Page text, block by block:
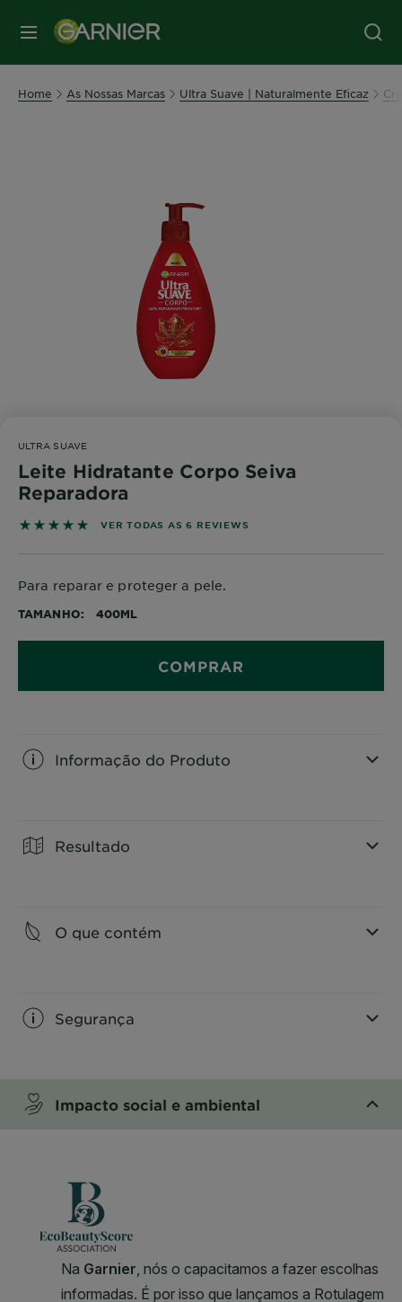
MENU
Home As Nossas Marcas Ultra Suave | Naturalmente Eficaz
ULTRA SUAVE
Leite Hidratante Corpo Seiva
Reparadora
5 out of 5 stars based on reviews
VER TODAS AS 6 REVIEWS
Para reparar e proteger a pele.
TAMANHO 400ML
COMPRAR
Informação do Produto
Resultado
O que contém
Segurança
Impacto social e ambiental